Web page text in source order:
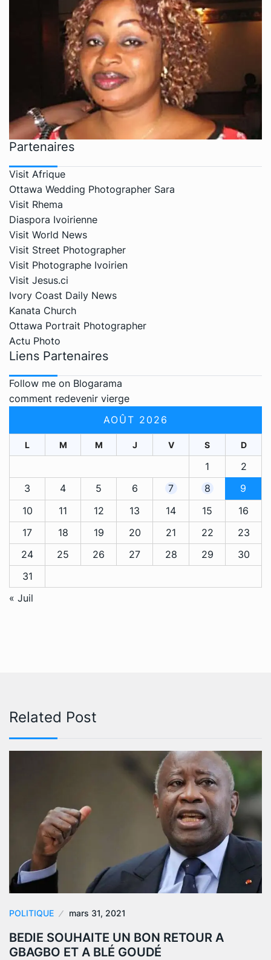
Partenaires
Visit Afrique
Ottawa Wedding Photographer Sara
Visit Rhema
Diaspora Ivoirienne
Visit World News
Visit Street Photographer
Visit Photographe Ivoirien
Visit Jesus.ci
Ivory Coast Daily News
Kanata Church
Ottawa Portrait Photographer
Actu Photo
Liens Partenaires
Follow me on Blogarama
comment redevenir vierge
AOÛT 2026
L M M J V S D
1
2
3
4 5 6 7 8
9
10
11 12 13 14 15
16
17
18 19 20 21 22
23
24
25 26 27 28 29
30
31
« Juil
Related Post
POLITIQUE mars 31, 2021
BEDIE SOUHAITE UN BON RETOUR A
GBAGBO ET A BLÉ GOUDÉ